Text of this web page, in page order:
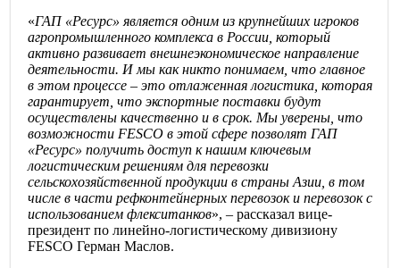
«ГАП «Ресурс» является одним из крупнейших игроков
агропромышленного комплекса в России, который
активно развивает внешнеэкономическое направление
деятельности. И мы как никто понимаем, что главное
в этом процессе – это отлаженная логистика, которая
гарантирует, что экспортные поставки будут
осуществлены качественно и в срок. Мы уверены, что
возможности FESCO в этой сфере позволят ГАП
«Ресурс» получить доступ к нашим ключевым
логистическим решениям для перевозки
сельскохозяйственной продукции в страны Азии, в том
числе в части рефконтейнерных перевозок и перевозок с
использованием флекситанков», – рассказал вице-
президент по линейно-логистическому дивизиону
FESCO Герман Маслов.